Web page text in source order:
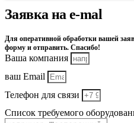
Заявка на e-mal
Для оперативной обработки вашей
форму и отправить. Спасибо!
Ваша компания
ваш Email
Телефон для связи
Список требуемого